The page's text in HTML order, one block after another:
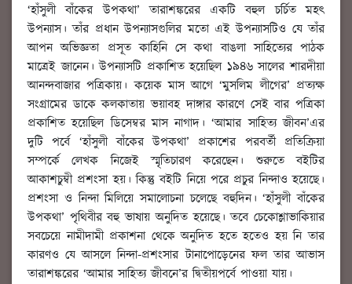
‘হাঁসুলী বাঁকের উপকথা’ তারাশঙ্করের একটি বহুল চর্চিত মহৎ
উপন্যাস। তাঁর প্রধান উপন্যাসগুলির মতো এই উপন্যাসটিও যে তাঁর
আপন অভিজ্ঞতা প্রসূত কাহিনি সে কথা বাঙলা সাহিত্যের পাঠক
মাত্রেই জানেন। উপন্যাসটি প্রকাশিত হয়েছিল ১৯৪৬ সালের শারদীয়া
আনন্দবাজার পত্রিকায়। কয়েক মাস আগে ‘মুসলিম লীগের’ প্রত্যক্ষ
সংগ্রামের ডাকে কলকাতায় ভয়াবহ দাঙ্গার কারণে সেই বার পত্রিকা
প্রকাশিত হয়েছিল ডিসেম্বর মাস নাগাদ। ‘আমার সাহিত্য জীবন’এর
দুটি পর্বে ‘হাঁসুলী বাঁকের উপকথা’ প্রকাশের পরবর্তী প্রতিক্রিয়া
সম্পর্কে লেখক নিজেই স্মৃতিচারণ করেছেন। শুরুতে বইটির
আকাশচুম্বী প্রশংসা হয়। কিন্তু বইটি নিয়ে পরে প্রচুর নিন্দাও হয়েছে।
প্রশংসা ও নিন্দা মিলিয়ে সমালোচনা চলেছে বহুদিন। ‘হাঁসুলী বাঁকের
উপকথা’ পৃথিবীর বহু ভাষায় অনুদিত হয়েছে। তবে চেকোশ্লাভাকিয়ার
সবচেয়ে নামীদামী প্রকাশনা থেকে অনুদিত হতে হতেও হয় নি তার
কারণও যে আসলে নিন্দা-প্রশংসার টানাপোড়েনের ফল তার আভাস
তারাশঙ্করের ‘আমার সাহিত্য জীবনে’র দ্বিতীয়পর্বে পাওয়া যায়।